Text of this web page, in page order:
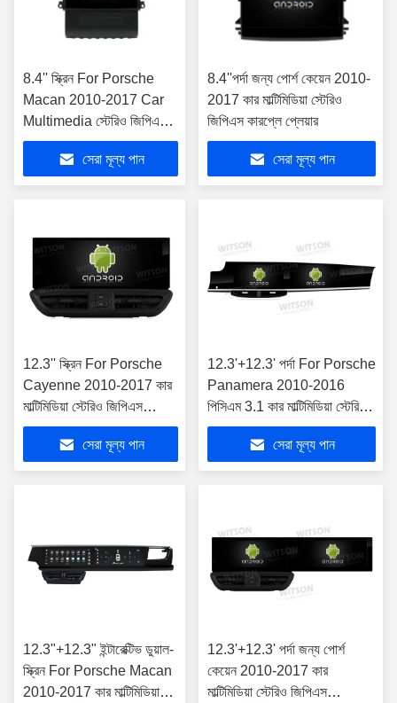
8.4'' স্ক্রিন For Porsche
Macan 2010-2017 Car
Multimedia স্টেরিও জিপিএস
কারপ্লে প্লেয়ার
সেরা মূল্য পান
8.4''পর্দা জন্য পোর্শ কেয়েন 2010-
2017 কার মাল্টিমিডিয়া স্টেরিও
জিপিএস কারপ্লে প্লেয়ার
সেরা মূল্য পান
12.3'' স্ক্রিন For Porsche
Cayenne 2010-2017 কার
মাল্টিমিডিয়া স্টেরিও জিপিএস
কারপ্লে প্লেয়ার
সেরা মূল্য পান
12.3'+12.3' পর্দা For Porsche
Panamera 2010-2016
পিসিএম 3.1 কার মাল্টিমিডিয়া স্টেরিও
জিপিএস কারপ্লে প্লেয়ার
সেরা মূল্য পান
12.3"+12.3" ইন্টারেক্টিভ ডুয়াল-
স্ক্রিন For Porsche Macan
2010-2017 কার মাল্টিমিডিয়া
12.3'+12.3' পর্দা জন্য পোর্শ
কেয়েন 2010-2017 কার
মাল্টিমিডিয়া স্টেরিও জিপিএস